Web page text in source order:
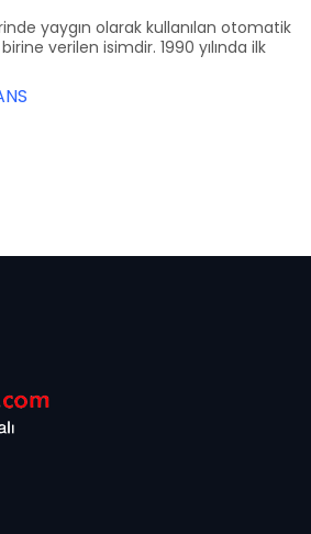
yaygın olarak kullanılan otomatik
verilen isimdir. 1990 yılında ilk